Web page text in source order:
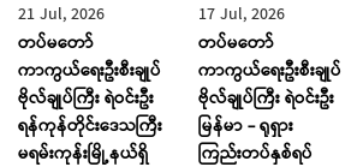
21 Jul, 2026
တပ်မတော်
ကာကွယ်ရေးဦးစီးချုပ်
ဗိုလ်ချုပ်ကြီး ရဲဝင်းဦး
ရန်ကုန်တိုင်းဒေသကြီး
မရမ်းကုန်းမြို့နယ်ရှိ
17 Jul, 2026
တပ်မတော်
ကာကွယ်ရေးဦးစီးချုပ်
ဗိုလ်ချုပ်ကြီး ရဲဝင်းဦး
မြန်မာ - ရုရှား
ကြည်းတပ်နှစ်ရပ်